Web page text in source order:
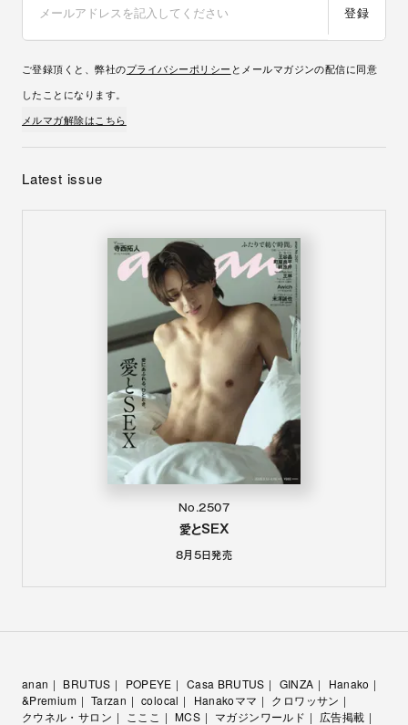
登録
ご登録頂くと、弊社のプライバシーポリシー とメールマガジンの配信に同意
したことになります。
メルマガ解除はこちら
Latest issue
No.2507
愛とSEX
8月5日発売
anan BRUTUS POPEYE Casa BRUTUS GINZA
Hanako
&Premium
Tarzan colocal Hanakoママ
クロワッサン
クウネル・サロン
こここ MCS マガジンワールド 広告掲載